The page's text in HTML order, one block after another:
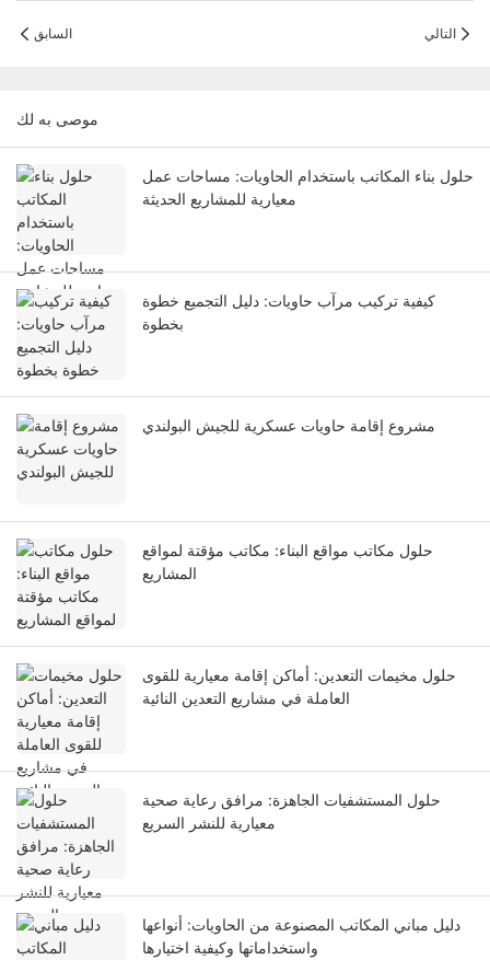
السابق التالي
موصى به لك
حلول بناء المكاتب باستخدام الحاويات: مساحات عمل
معيارية للمشاريع الحديثة
كيفية تركيب مرآب حاويات: دليل التجميع خطوة
بخطوة
مشروع إقامة حاويات عسكرية للجيش البولندي
حلول مكاتب مواقع البناء: مكاتب مؤقتة لمواقع
المشاريع
حلول مخيمات التعدين: أماكن إقامة معيارية للقوى
العاملة في مشاريع التعدين النائية
حلول المستشفيات الجاهزة: مرافق رعاية صحية
معيارية للنشر السريع
دليل مباني المكاتب المصنوعة من الحاويات: أنواعها
واستخداماتها وكيفية اختيارها